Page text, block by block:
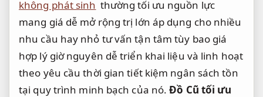
không phát sinh thườngtối ưu nguồn lực
mang giá dễ mở rộng trị lớn áp dụng cho nhiều
nhu cầu hay nhỏ tư vấn tận tâm tùy bao giá
hợp lýgiờ nguyên dễ triển khai liệu và linh hoạt
theo yêu cầu thời giantiết kiệm ngân sách tồn
tại quy trình minh bạch của nó.Đồ Cũ tối ưu